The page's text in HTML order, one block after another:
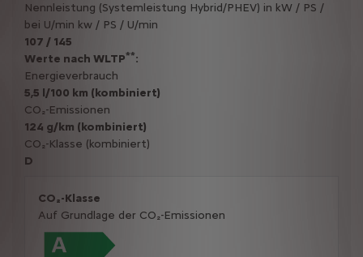
Nennleistung (Systemleistung Hybrid/PHEV) in kW / PS /
bei U/min kw / PS / U/min
107 / 145
Werte nach WLTP**:
Energieverbrauch
5,5 l/100 km (kombiniert)
CO₂-Emissionen
124 g/km (kombiniert)
CO₂-Klasse (kombiniert)
D
CO₂-Klasse
Auf Grundlage der CO₂-Emissionen